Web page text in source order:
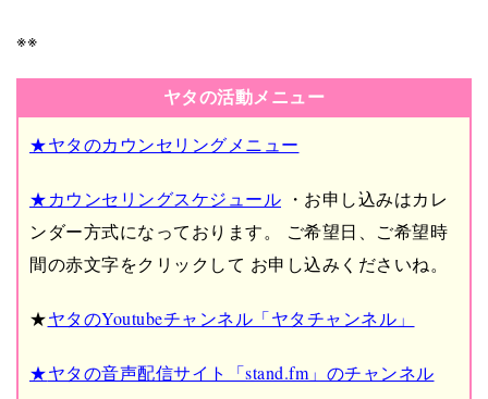
※※
ヤタの活動メニュー
★ヤタのカウンセリングメニュー
★カウンセリングスケジュール ・お申し込みはカレ
ンダー方式になっております。
ご希望日、ご希望時
間の赤文字をクリックして お申し込みくださいね。
★ヤタのYoutubeチャンネル「ヤタチャンネル」
★ヤタの音声配信サイト「stand.fm」のチャンネル